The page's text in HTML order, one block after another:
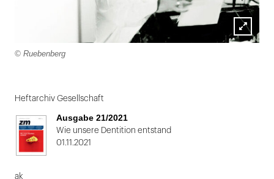
Lightbox
© Ruebenberg
1
von
2
Heftarchiv Gesellschaft
Ausgabe 21/2021
Wie unsere Dentition entstand
01.11.2021
ak